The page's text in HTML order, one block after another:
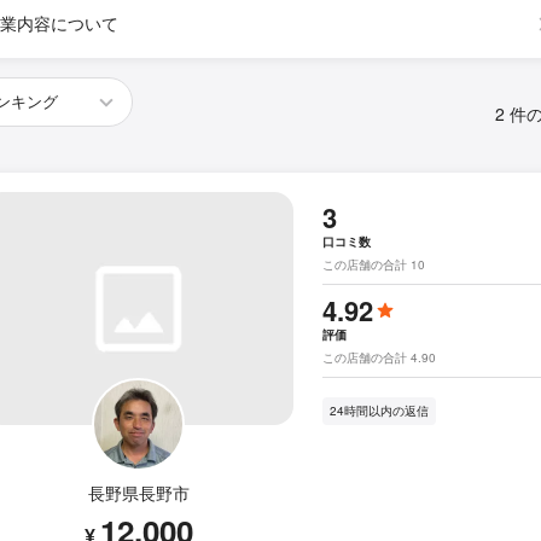
内容について
2 件
長野県長野市
12,000
3
口コミ数
この店舗の合計 10
4.92
評価
この店舗の合計 4.90
24時間以内の返信